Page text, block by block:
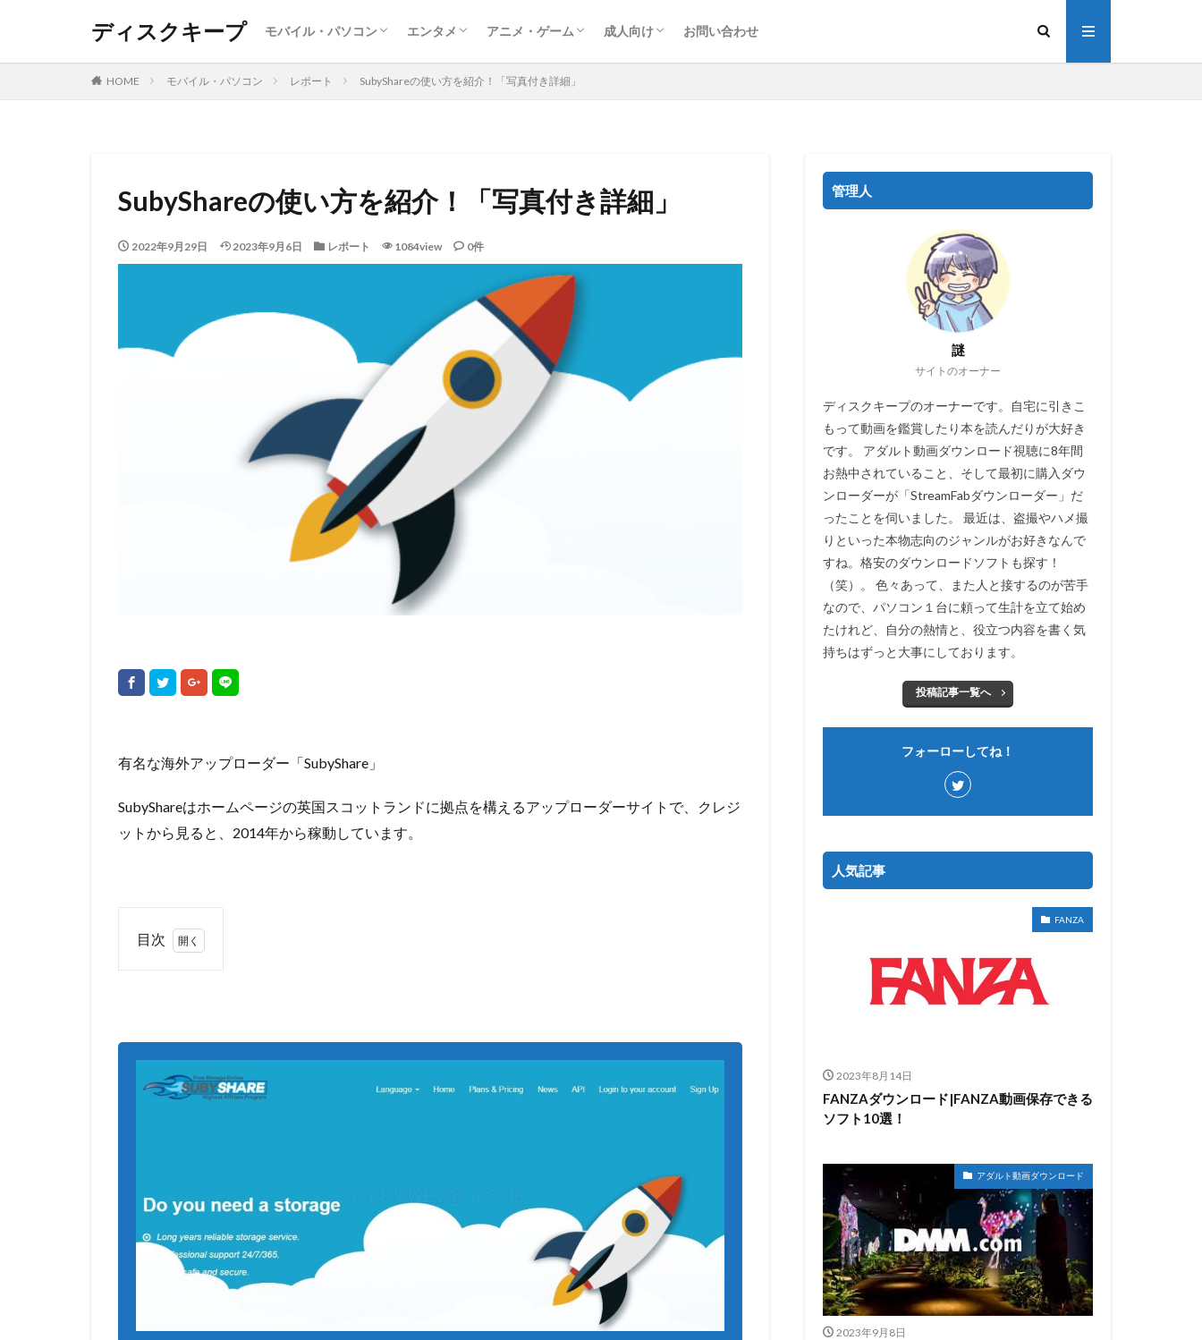
ディスクキープ モバイル・パソコン
Android
Iphone ・Ipad
SNS
レポート
Windows
MAC
DVD・BD
エンタメ
映画
ドラマ
レポート
音楽
動画配信サービス
アニメ・ゲーム
漫画
ゲーム
アニメ
成人向け
アダルト動画ダウンロード
アダルトサイト情報
FANZA
お問い合わせ
HOME モバイル・パソコン レポート SubyShareの使い方を紹介！「写真付き詳細」
SubyShareの使い方を紹介！「写真付き詳細」
2022年9月29日 2023年9月6日 レポート 1084view 0件
有名な海外アップローダー「SubyShare」
SubyShareはホームページの英国スコットランドに拠点を構えるアップローダーサイトで、クレジ
ットから見ると、2014年から稼動しています。
目次
のメリ
ット
「SubyShare」
のダウンロー
ド速度が快速
管理人
謎
サイトのオーナー
ディスクキープのオーナーです。自宅に引きこ
もって動画を鑑賞したり本を読んだりが大好き
です。 アダルト動画ダウンロード視聴に8年間
お熱中されていること、そして最初に購入ダウ
ンローダーが「StreamFabダウンローダー」だ
ったことを伺いました。 最近は、盗撮やハメ撮
りといった本物志向のジャンルがお好きなんで
すね。格安のダウンロードソフトも探す！
（笑）。 色々あって、また人と接するのが苦手
なので、パソコン１台に頼って生計を立て始め
たけれど、自分の熱情と、役立つ内容を書く気
持ちはずっと大事にしております。
投稿記事一覧へ
フォーローしてね！
人気記事
FANZA
2023年8月14日
FANZAダウンロード|FANZA動画保存できる
ソフト10選！
アダルト動画ダウンロード
2023年9月8日